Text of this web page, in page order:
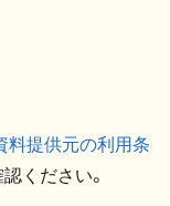
料提供元の利用条
ください。